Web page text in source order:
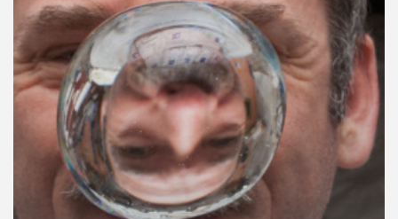
เพลง
บทความ
ข่าว
กิจกรรม